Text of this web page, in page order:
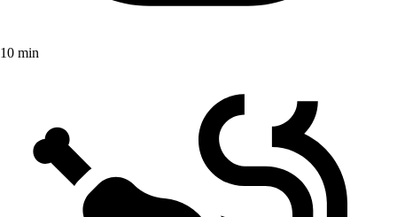
10 min